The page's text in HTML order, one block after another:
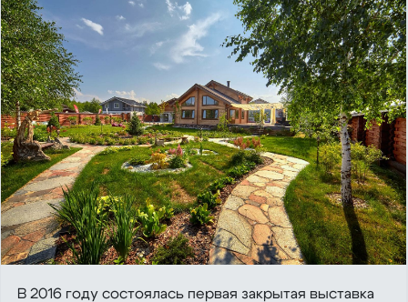
В 2016 году состоялась первая закрытая выставка